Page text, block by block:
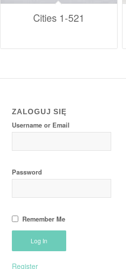
Cities 1-521
ZALOGUJ SIĘ
Username or Email
Password
Remember Me
Register